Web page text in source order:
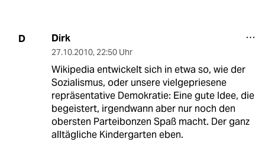
D Dirk
27.10.2010, 22:50 Uhr
Wikipedia entwickelt sich in etwa so, wie der
Sozialismus, oder unsere vielgepriesene
repräsentative Demokratie: Eine gute Idee, die
begeistert, irgendwann aber nur noch den
obersten Parteibonzen Spaß macht. Der ganz
alltägliche Kindergarten eben.